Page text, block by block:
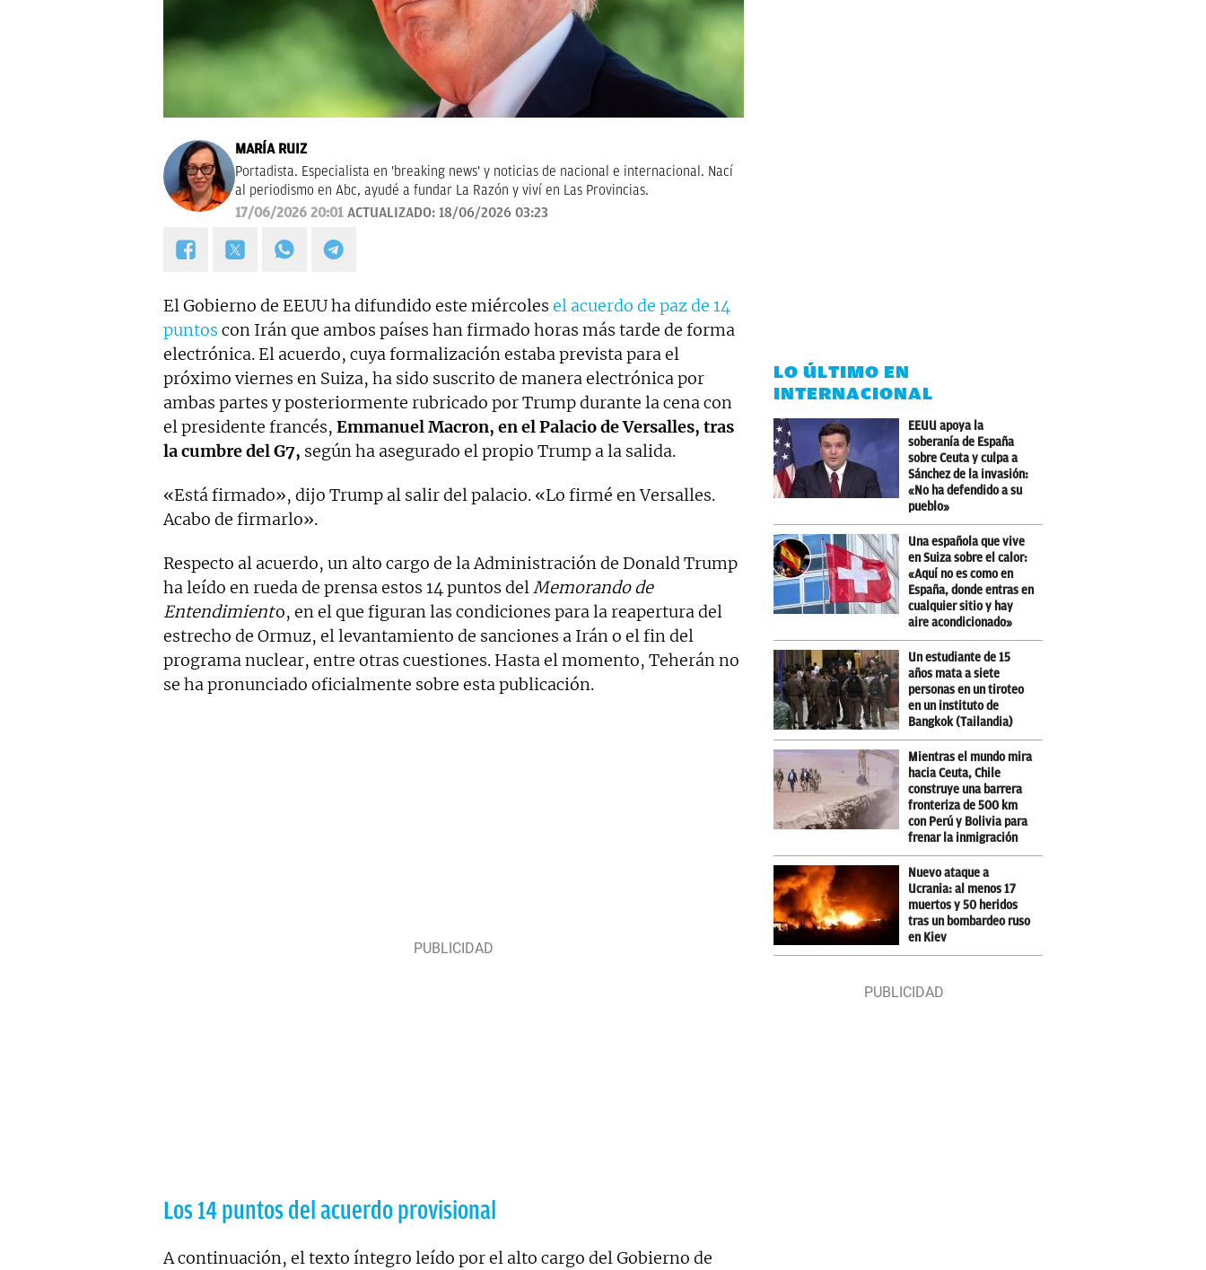
MARÍA RUIZ
Portadista. Especialista en 'breaking news' y noticias de nacional e internacional. Nací
al periodismo en Abc, ayudé a fundar La Razón y viví en Las Provincias.
17/06/2026 20:01 ACTUALIZADO: 18/06/2026 03:23
El Gobierno de EEUU ha difundido este miércoles el acuerdo de paz de 14
puntos con Irán que ambos países han firmado horas más tarde de forma
electrónica. El acuerdo, cuya formalización estaba prevista para el
próximo viernes en Suiza, ha sido suscrito de manera electrónica por
ambas partes y posteriormente rubricado por Trump durante la cena con
el presidente francés, Emmanuel Macron, en el Palacio de Versalles, tras
la cumbre del G7, según ha asegurado el propio Trump a la salida.
«Está firmado», dijo Trump al salir del palacio. «Lo firmé en Versalles.
Acabo de firmarlo».
Respecto al acuerdo, un alto cargo de la Administración de Donald Trump
ha leído en rueda de prensa estos 14 puntos del Memorando de
Entendimiento, en el que figuran las condiciones para la reapertura del
estrecho de Ormuz, el levantamiento de sanciones a Irán o el fin del
programa nuclear, entre otras cuestiones. Hasta el momento, Teherán no
se ha pronunciado oficialmente sobre esta publicación.
Los 14 puntos del acuerdo provisional
A continuación, el texto íntegro leído por el alto cargo del Gobierno de
LO ÚLTIMO EN
INTERNACIONAL
EEUU apoya la
soberanía de España
sobre Ceuta y culpa a
Sánchez de la invasión:
«No ha defendido a su
pueblo»
Una española que vive
en Suiza sobre el calor:
«Aquí no es como en
España, donde entras en
cualquier sitio y hay
aire acondicionado»
Un estudiante de 15
años mata a siete
personas en un tiroteo
en un instituto de
Bangkok (Tailandia)
Mientras el mundo mira
hacia Ceuta, Chile
construye una barrera
fronteriza de 500 km
con Perú y Bolivia para
frenar la inmigración
Nuevo ataque a
Ucrania: al menos 17
muertos y 50 heridos
tras un bombardeo ruso
en Kiev